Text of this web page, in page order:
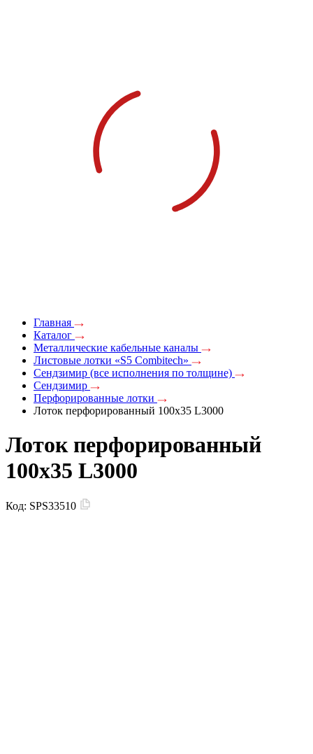
Главная
Каталог
Металлические кабельные каналы
Листовые лотки «S5 Combitech»
Сендзимир (все исполнения по толщине)
Сендзимир
Перфорированные лотки
Лоток перфорированный 100х35 L3000
Лоток перфорированный
100х35 L3000
Код: SPS33510